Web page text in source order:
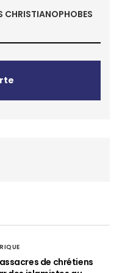
CHRISTIANOPHOBES
de chrétiens